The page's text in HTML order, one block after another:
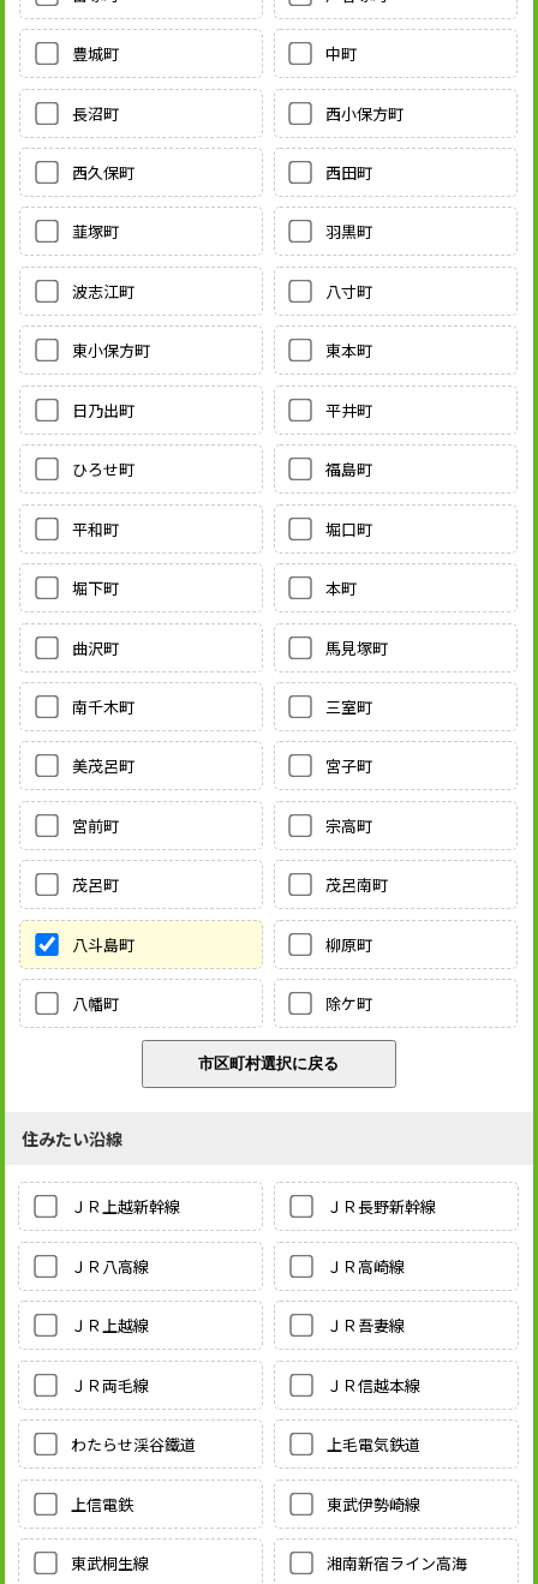
豊城町 中町
長沼町 西小保方町
西久保町 西田町
韮塚町 羽黒町
波志江町 八寸町
東小保方町 東本町
日乃出町 平井町
ひろせ町 福島町
平和町 堀口町
堀下町 本町
曲沢町 馬見塚町
南千木町 三室町
美茂呂町 宮子町
宮前町 宗高町
茂呂町 茂呂南町
八斗島町 柳原町
八幡町 除ケ町
住みたい沿線
ＪＲ上越新幹線 ＪＲ長野新幹線
ＪＲ八高線 ＪＲ高崎線
ＪＲ上越線 ＪＲ吾妻線
ＪＲ両毛線 ＪＲ信越本線
わたらせ渓谷鐵道 上毛電気鉄道
上信電鉄 東武伊勢崎線
東武桐生線 湘南新宿ライン高海